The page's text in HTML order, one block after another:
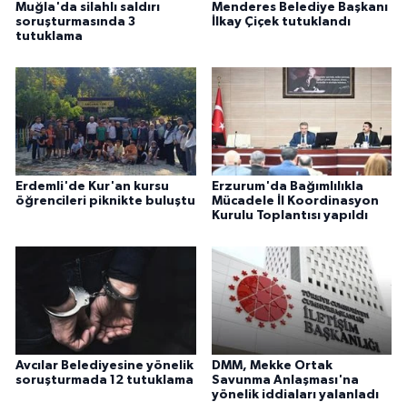
Muğla'da silahlı saldırı
soruşturmasında 3
tutuklama
Menderes Belediye Başkanı
İlkay Çiçek tutuklandı
Erdemli'de Kur'an kursu
öğrencileri piknikte buluştu
Erzurum'da Bağımlılıkla
Mücadele İl Koordinasyon
Kurulu Toplantısı yapıldı
Avcılar Belediyesine yönelik
soruşturmada 12 tutuklama
DMM, Mekke Ortak
Savunma Anlaşması'na
yönelik iddiaları yalanladı